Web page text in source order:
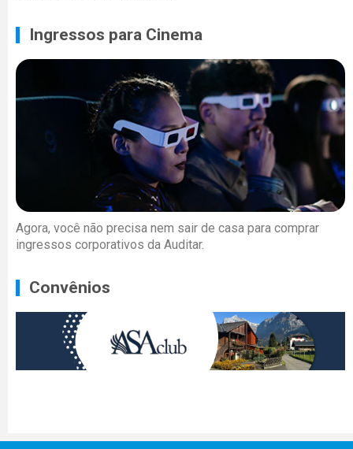
Ingressos para Cinema
Agora, você não precisa nem sair de casa para comprar
ingressos corporativos da Auditar.
Convênios